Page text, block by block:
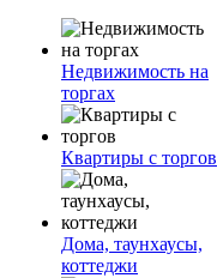
Недвижимость на
торгах
Квартиры с торгов
Дома, таунхаусы,
коттеджи